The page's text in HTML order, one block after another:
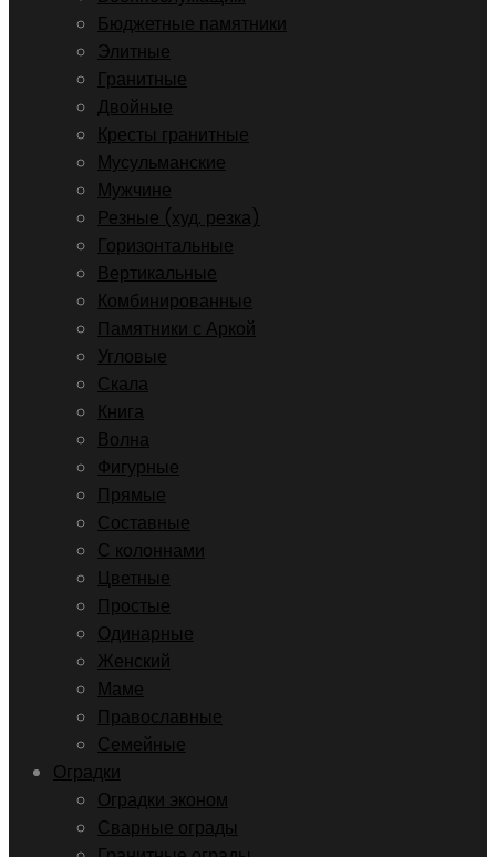
Бюджетные памятники
Элитные
Гранитные
Двойные
Кресты гранитные
Мусульманские
Мужчине
Резные (худ. резка)
Горизонтальные
Вертикальные
Комбинированные
Памятники с Аркой
Угловые
Скала
Книга
Волна
Фигурные
Прямые
Составные
С колоннами
Цветные
Простые
Одинарные
Женский
Маме
Православные
Семейные
Оградки
Оградки эконом
Сварные ограды